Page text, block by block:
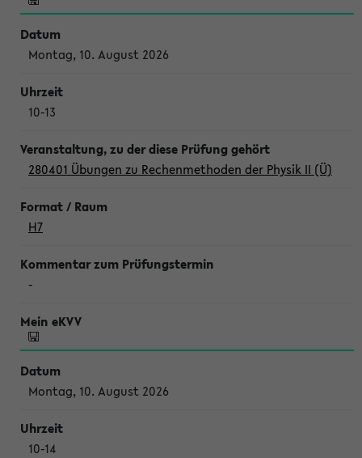
Montag, 10. August 2026
10-13
280401 Übungen zu Rechenmethoden der Physik II (Ü)
H7
-
Montag, 10. August 2026
10-14